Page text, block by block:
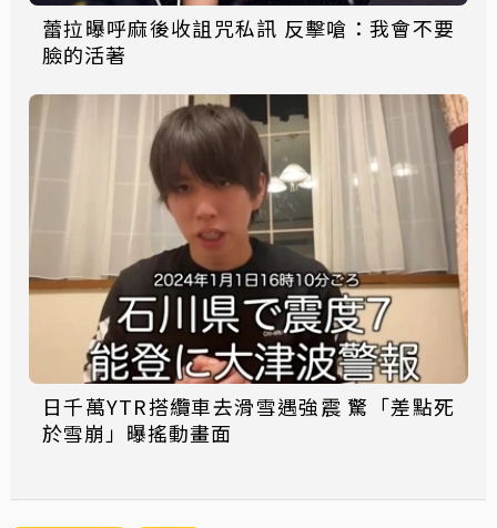
蕾拉曝呼麻後收詛咒私訊 反擊嗆：我會不要
臉的活著
日千萬YTR搭纜車去滑雪遇強震 驚「差點死
於雪崩」曝搖動畫面